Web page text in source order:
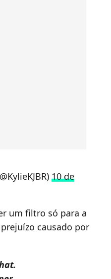
10 de
um filtro só para a
causado por